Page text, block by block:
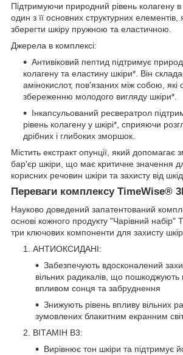
Підтримуючи природний рівень колагену в
один з її основних структурних
зберегти шкіру пружною та еластичною.
Джерела в комплексі:
Антивіковий пептид підтримує
колагену та еластину шкіри*. Він
амінокислот, пов'язаних між собою, які
збереженню молодого вигляду шкіри*.
Інкапсульований ресвератрол
рівень колагену у шкірі*, сприяючи
дрібних і глибоких зморшок.
Містить екстракт опунції, який допомагає
бар'єр шкіри, що має критичне значення
корисних речовин шкіри та захисту від
Переваги комплексу TimeWise®
Науково доведений запатентований
основі кожного продукту "Чарівний набір"
три ключових компоненти для захисту
АНТИОКСИДАНІ:
Забезпечують вдосконалений
вільних радикалів, що пошкоджують
впливом сонця та забруднення
Знижують рівень впливу вільних
зумовлених блакитним екранним
ВІТАМІН В3:
Вирівнює тон шкіри та підтримує